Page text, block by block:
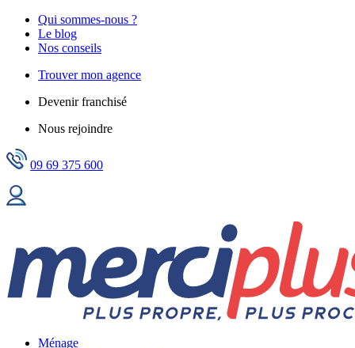
Qui sommes-nous ?
Le blog
Nos conseils
Trouver mon agence
Devenir franchisé
Nous rejoindre
09 69 375 600
Ménage